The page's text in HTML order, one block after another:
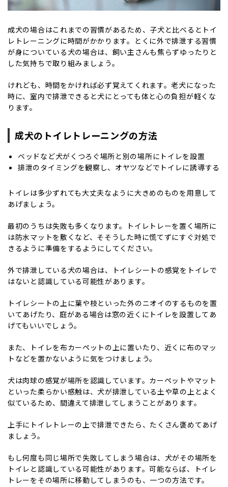
成犬の場合はこれまでの習慣があるため、子犬と比べるとトイ
レトレーニングに時間がかかります。とくに外で排泄する習慣
が身についている犬の場合は、飼い主さんも焦らずゆったりと
した気持ちで取り組みましょう。
けれども、時間をかければ必ず覚えてくれます。老犬になった
時に、室内で排泄できると犬にとっても体と心の負担が軽くな
ります。
成犬のトイレトレーニングの方法
ベッドなど犬がくつろぐ場所と別の場所にトイレを設置
排泄のタイミングを観察し、オヤツなどでトイレに誘導する
トイレは多少ずれても大丈夫なように大きめのものを用意して
あげましょう。
最初のうちは失敗も多くなります。トイレトレーを置く場所に
は防水マットを敷くなど、そそうした時に慌てずにすぐ対処で
きるように準備をするようにしてください。
外で排泄している犬の場合は、トイレシートの感覚をトイレで
はないと認識している可能性があります。
トイレシートの上に葉や枝といった外のニオイのするものを置
いてあげたり、庭がある場合は窓の近くにトイレを設置してあ
げてもいいでしょう。
また、トイレを布カーペットの上に置いたり、近くに布のマッ
トなどを置かないように気をつけましょう。
犬は肉球の感覚が場所を認識しています。カーペットやマット
といった柔らかい感触は、犬が排泄している土や草の上とよく
似ているため、間違えて排泄してしまうことがあります。
上手にトイレトレーの上で排泄できたら、たくさん褒めてあげ
ましょう。
もし何度も同じ場所で失敗してしまう場合は、犬がその場所を
トイレと認識している可能性があります。可能ならば、トイレ
トレーをその場所に移動してしまうのも、一つの方法です。